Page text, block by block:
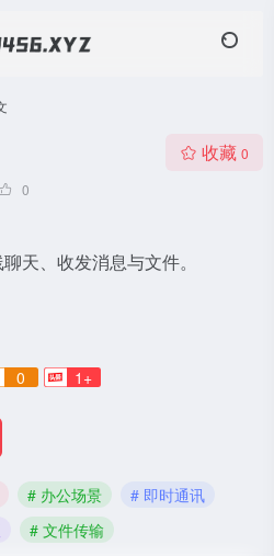
0
收藏 0
天、收发消息与文件。
0 1+
# 办公场景
# 即时通讯
# 文件传输